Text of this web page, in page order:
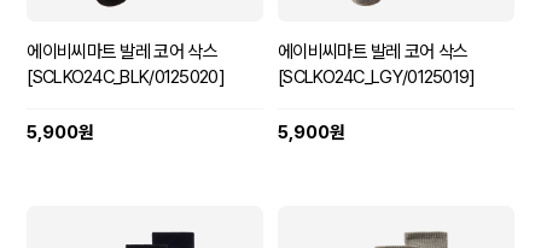
에이비씨마트 발레 코어 삭스
[SCLKO24C_BLK/0125020]
5,900원
에이비씨마트 발레 코어 삭스
[SCLKO24C_LGY/0125019]
5,900원